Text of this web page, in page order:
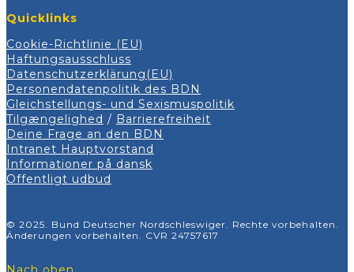
Quicklinks
Cookie-Richtlinie (EU)
Haftungsausschluss
Datenschutzerklärung(EU)
Personendatenpolitik des BDN
Gleichstellungs- und Sexismuspolitik
Tilgængelighed / Barrierefreiheit
Deine Frage an den BDN
Intranet Hauptvorstand
Informationer på dansk
Offentligt udbud
© 2025. Bund Deutscher Nordschleswiger. Rechte vorbehalten.
Änderungen vorbehalten. CVR 24757617